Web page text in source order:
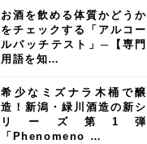
お酒を飲める体質かどうか
をチェックする「アルコー
ルパッチテスト」─【専門
用語を知…
希少なミズナラ木桶で醸
造！新潟・緑川酒造の新シ
リーズ第1弾
「Phenomeno …